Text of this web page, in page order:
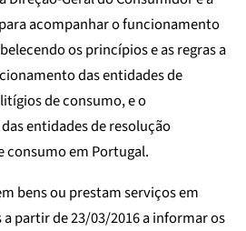
acompanhar o funcionamento
os princípios e as regras a
das entidades de
de consumo, e o
entidades de resolução
consumo em Portugal.
bens ou prestam serviços em
partir de 23/03/2016 a informar os